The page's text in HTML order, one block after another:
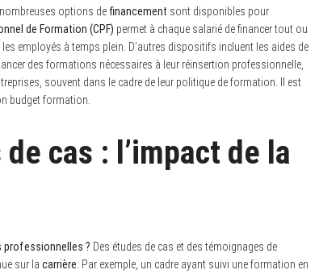
nombreuses options de financement sont disponibles pour
de Formation (CPF) permet à chaque salarié de financer tout ou
employés à temps plein. D’autres dispositifs incluent les aides de
des formations nécessaires à leur réinsertion professionnelle,
souvent dans le cadre de leur politique de formation. Il est
budget formation.
cas : l’impact de la
professionnelles ? Des études de cas et des témoignages de
sur la carrière . Par exemple, un cadre ayant suivi une formation en